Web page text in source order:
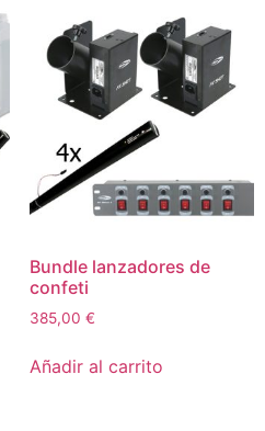
Bundle lanzadores de
confeti
385,00 €
Añadir al carrito